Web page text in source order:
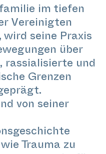
im tiefen
Vereinigten
wird seine Praxis
über
rassialisierte und
Grenzen
von seiner
Trauma zu